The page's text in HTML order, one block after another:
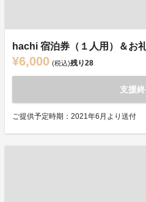
hachi 宿泊券（１人用）＆お
¥6,000 (税込)残り28
支援
ご提供予定時期：2021年6月より送付